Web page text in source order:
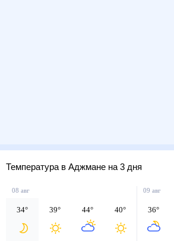
Температура в Аджмане на 3 дня
08 авг
34° 39° 44° 40°
09 авг
36°